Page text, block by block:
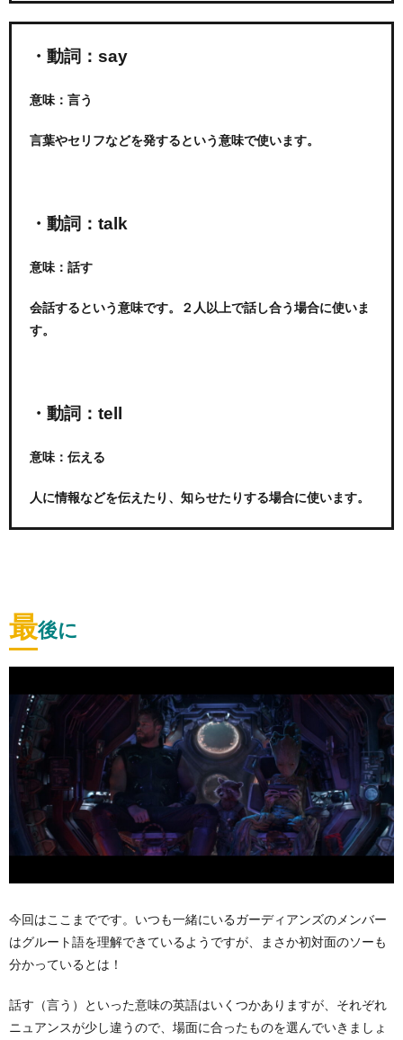
・動詞：say
意味：言う
言葉やセリフなどを発するという意味で使います。
・動詞：talk
意味：話す
会話するという意味です。２人以上で話し合う場合に使いま
す。
・動詞：tell
意味：伝える
人に情報などを伝えたり、知らせたりする場合に使います。
最後に
今回はここまでです。いつも一緒にいるガーディアンズのメンバー
はグルート語を理解できているようですが、まさか初対面のソーも
分かっているとは！
話す（言う）といった意味の英語はいくつかありますが、それぞれ
ニュアンスが少し違うので、場面に合ったものを選んでいきましょ